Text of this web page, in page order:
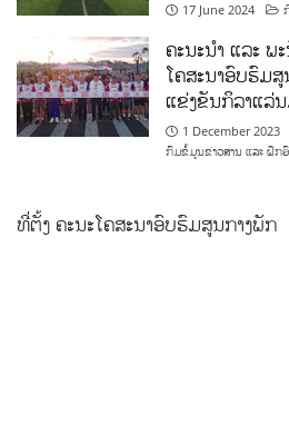
17 June 2024
ຄະນະນຳ ແລະ ພ
ໂຄສະນາອົບຮົມສູ
ແຂ່ງຂັນກິລາແລ່
1 December 2023
ກົມຂໍ້ມູນຂ່າວສານ ແລະ ຝຶກ
ທີ່ຕັ້ງ ຄະນະໂຄສະນາອົບຮົມສູນກາງພັກ